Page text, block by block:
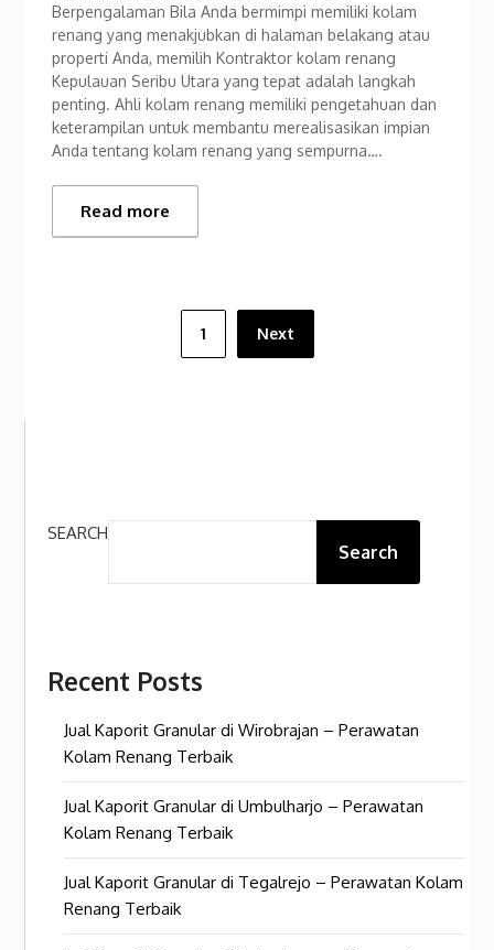
Berpengalaman Bila Anda bermimpi memiliki kolam
renang yang menakjubkan di halaman belakang atau
properti Anda, memilih Kontraktor kolam renang
Kepulauan Seribu Utara yang tepat adalah langkah
penting. Ahli kolam renang memiliki pengetahuan dan
keterampilan untuk membantu merealisasikan impian
Anda tentang kolam renang yang sempurna….
Read more
1 Next
SEARCH
Search
Recent Posts
Jual Kaporit Granular di Wirobrajan – Perawatan
Kolam Renang Terbaik
Jual Kaporit Granular di Umbulharjo – Perawatan
Kolam Renang Terbaik
Jual Kaporit Granular di Tegalrejo – Perawatan Kolam
Renang Terbaik